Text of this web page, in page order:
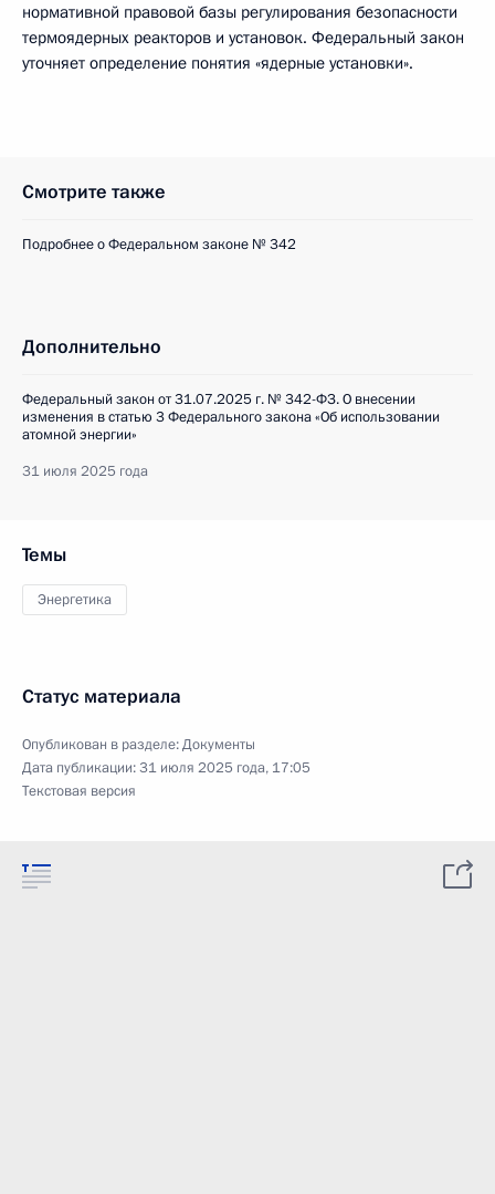
нормативной правовой базы регулирования безопасности
термоядерных реакторов и установок. Федеральный закон
уточняет определение понятия «ядерные установки».
Смотрите также
Подробнее о Федеральном законе № 342
Дополнительно
Федеральный закон от 31.07.2025 г. № 342-ФЗ. О внесении
изменения в статью 3 Федерального закона «Об использовании
атомной энергии»
31 июля 2025 года
Темы
Энергетика
Статус материала
Опубликован в разделе:Документы
Дата публикации:31 июля 2025 года, 17:05
Текстовая версия